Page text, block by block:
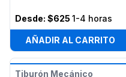
Desde: $625 1-4 horas
AÑADIR AL CARRITO
Tiburón Mecánico